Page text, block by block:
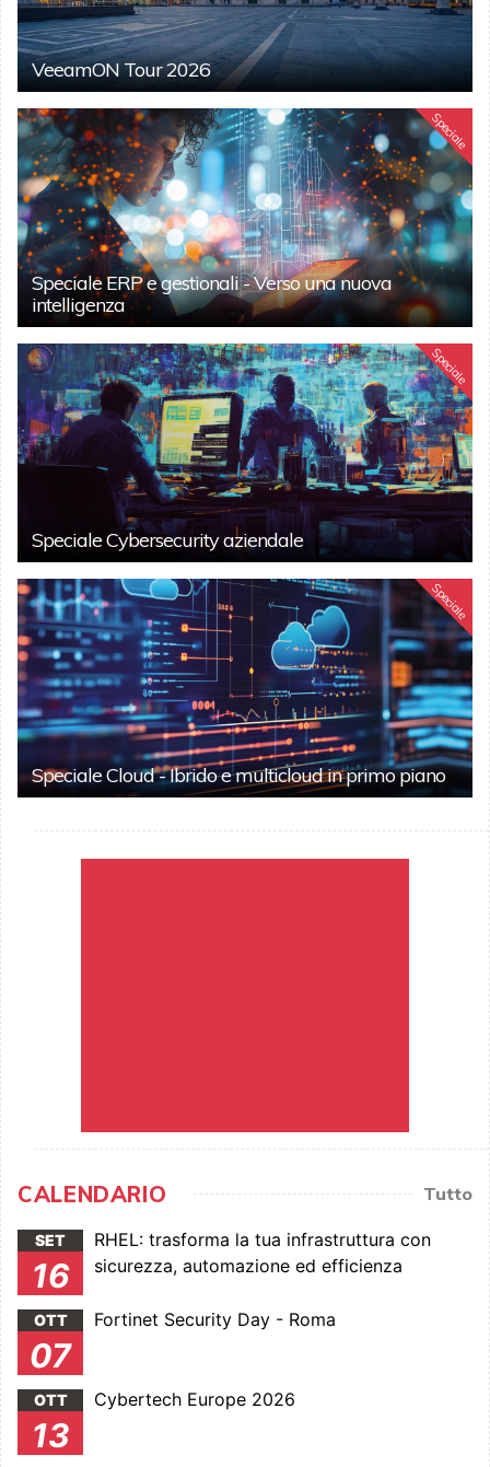
VeeamON Tour 2026
Speciale
Speciale ERP e gestionali - Verso una nuova
intelligenza
Speciale
Speciale Cybersecurity aziendale
Speciale
Speciale Cloud - Ibrido e multicloud in primo piano
CALENDARIO Tutto
SET
16
RHEL: trasforma la tua infrastruttura con
sicurezza, automazione ed efficienza
OTT
07
Fortinet Security Day - Roma
OTT
13
Cybertech Europe 2026